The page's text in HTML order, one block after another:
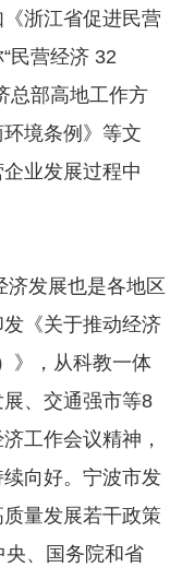
浙江省促进民营
民营经济 32
总部高地工作方
境条例》等文
业发展过程中
发展也是各地区
《关于推动经济
》，从科教一体
、交通强市等8
工作会议精神，
向好。宁波市发
量发展若干政策
、国务院和省